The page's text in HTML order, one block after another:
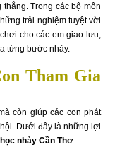
Trong các bộ môn
trải nghiệm tuyệt vời
cho các em giao lưu,
từng bước nhảy.
Tham Gia
còn giúp các con phát
Dưới đây là những lợi
học nhảy Cần Thơ: